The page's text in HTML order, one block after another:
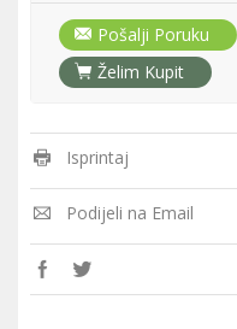
Pošalji Poruku
Želim Kupit
Isprintaj
Podijeli na Email